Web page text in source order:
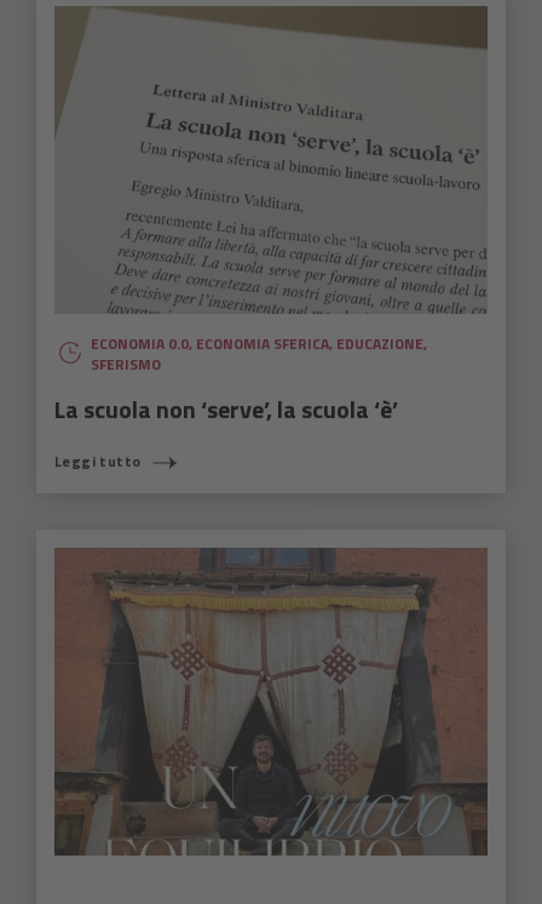
ECONOMIA 0.0, ECONOMIA SFERICA, EDUCAZIONE,
SFERISMO
La scuola non ‘serve’, la scuola ‘è’
Leggi tutto